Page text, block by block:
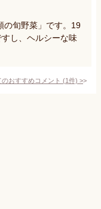
の旬野菜」です。19
し、ヘルシーな味
のおすすめコメント (1件) >